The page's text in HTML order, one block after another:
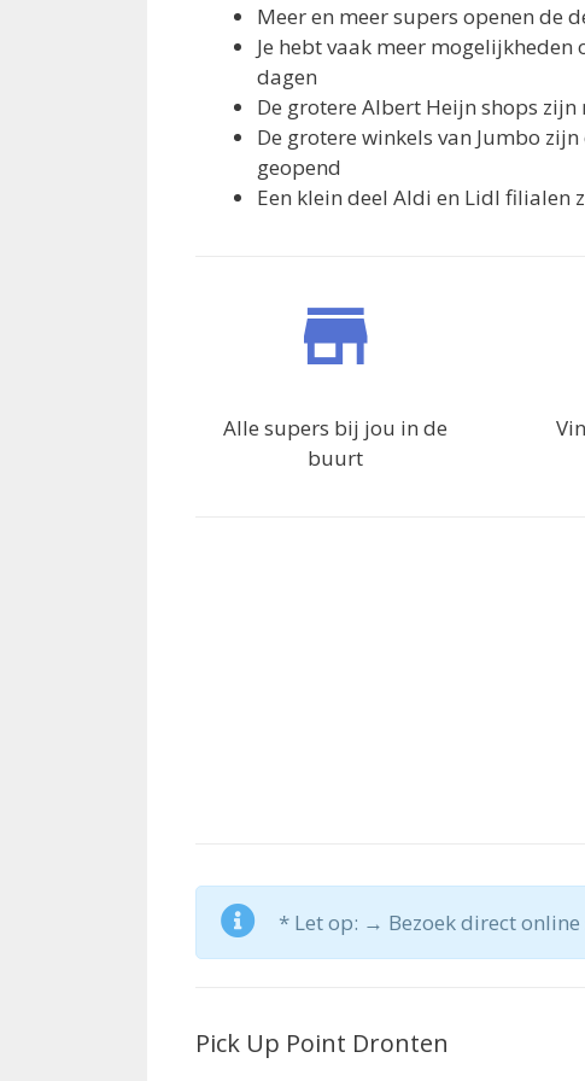
Meer en meer supers openen de
Je hebt vaak meer mogelijkheden
dagen
De grotere Albert Heijn shops
De grotere winkels van Jumbo
geopend
Een klein deel Aldi en Lidl filialen
Alle supers bij jou in de
buurt
* Let op: → Bezoek direct
Pick Up Point Dronten